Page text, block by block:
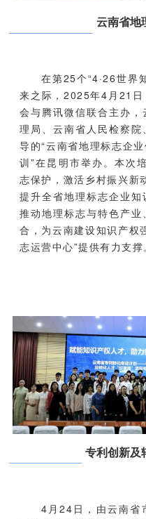
云南省地
在第25个“4·26世界
来之际，2025年4月21日
会与腾讯微信联合主办，
理局、云南省人民检察
导的“云南省地理标志企
训”在昆明市举办。本次
志保护，激活乡村振兴新
提升全省地理标志企业知
推动地理标志与特色产业
合，为云南建设知识产权
志运营中心”提供有力支撑
专利创新及
4月24日，由云南省